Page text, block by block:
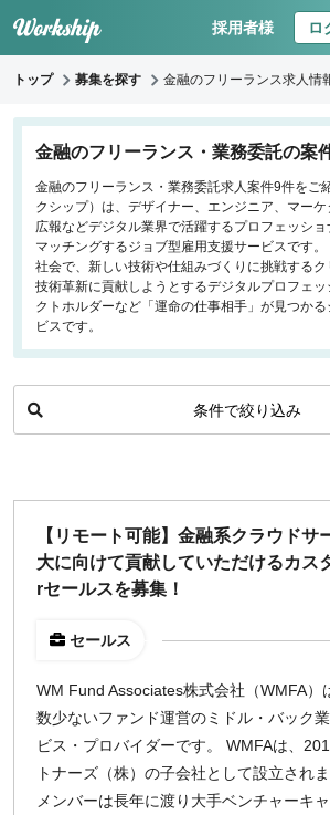
採用者様 ロ
トップ 募集を探す 金融のフリーランス求人情
金融のフリーランス・業務委託の案
金融のフリーランス・業務委託求人案件9件をご
クシップ）は、デザイナー、エンジニア、マーケ
広報などデジタル業界で活躍するプロフェッシ
マッチングするジョブ型雇用支援サービスです
社会で、新しい技術や仕組みづくりに挑戦する
技術革新に貢献しようとするデジタルプロフェ
クトホルダーなど「運命の仕事相手」が見つか
ビスです。
条件で絞り込み
キーワードで探す
職種
フロントエンドエンジニア
バックエンドエンジニア
インフラエンジニア
iOS/Androidアプリエンジニア
データサイエンティスト
出社希望
出社のみ
特徴
新規事業
スタートアップ
土日週末OK
【リモート可能】金融系クラウドサ
大に向けて貢献していただけるカス
rセールスを募集！
セールス
WM Fund Associates株式会社（WMFA）
数少ないファンド運営のミドル・バック
ビス・プロバイダーです。 WMFAは、
トナーズ（株）の子会社として設立され
メンバーは長年に渡り大手ベンチャーキ